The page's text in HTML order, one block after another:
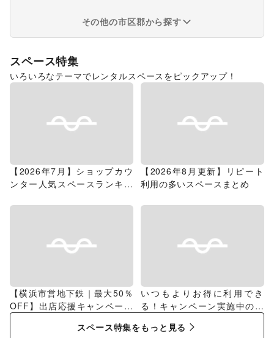
その他の市区郡から探す
スペース特集
いろいろなテーマでレンタルスペースをピックアップ！
【2026年7月】ショップカウ
ンター人気スペースランキン
【2026年8月更新】リピート
利用の多いスペースまとめ
【横浜市営地下鉄｜最大50％
OFF】出店応援キャンペーン
特集
いつもよりお得に利用でき
る！キャンペーン実施中のス
スペース特集をもっと見る